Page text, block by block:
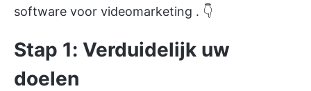
software voor videomarketing . 👇
Stap 1: Verduidelijk uw
doelen